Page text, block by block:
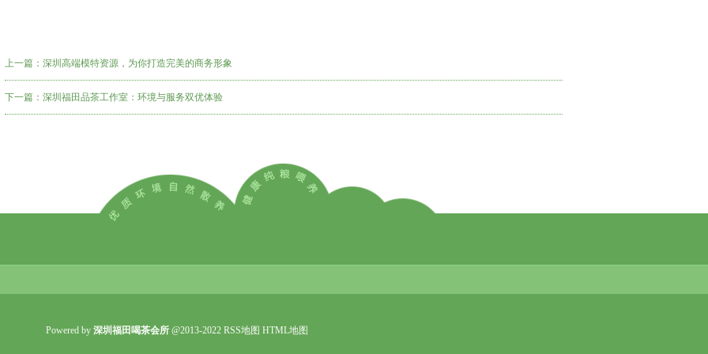
上一篇： 深圳高端模特资源，为你打造完美的商务形象
下一篇： 深圳福田品茶工作室：环境与服务双优体验
Powered by 深圳福田喝茶会所 @2013-2022 RSS地图 HTML地图